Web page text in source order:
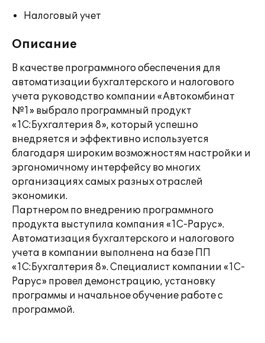
Налоговый учет
Описание
В качестве программного обеспечения для
автоматизации бухгалтерского и налогового
учета руководство компании «Автокомбинат
№1» выбрало программный продукт
«1С:Бухгалтерия 8», который успешно
внедряется и эффективно используется
благодаря широким возможностям настройки и
эргономичному интерфейсу во многих
организациях самых разных отраслей
экономики.
Партнером по внедрению программного
продукта выступила компания «1С-Рарус».
Автоматизация бухгалтерского и налогового
учета в компании выполнена на базе ПП
«1С:Бухгалтерия 8». Специалист компании «1С-
Рарус» провел демонстрацию, установку
программы и начальное обучение работе с
программой.